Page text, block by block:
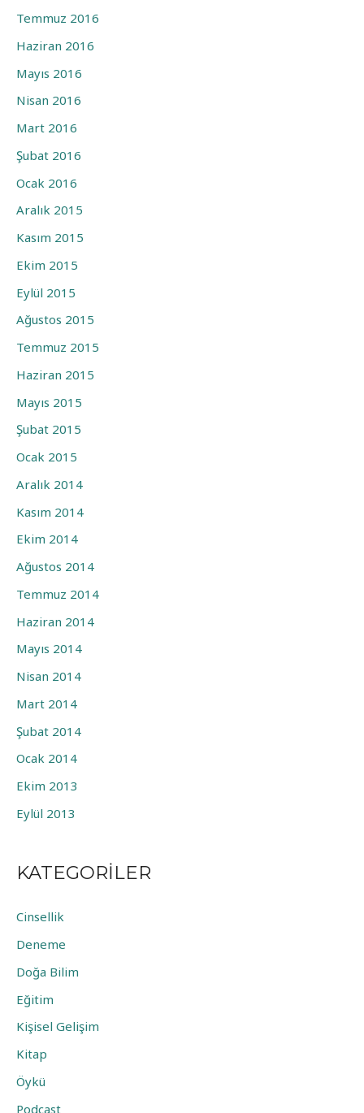
Temmuz 2016
Haziran 2016
Mayıs 2016
Nisan 2016
Mart 2016
Şubat 2016
Ocak 2016
Aralık 2015
Kasım 2015
Ekim 2015
Eylül 2015
Ağustos 2015
Temmuz 2015
Haziran 2015
Mayıs 2015
Şubat 2015
Ocak 2015
Aralık 2014
Kasım 2014
Ekim 2014
Ağustos 2014
Temmuz 2014
Haziran 2014
Mayıs 2014
Nisan 2014
Mart 2014
Şubat 2014
Ocak 2014
Ekim 2013
Eylül 2013
KATEGORILER
Cinsellik
Deneme
Doğa Bilim
Eğitim
Kişisel Gelişim
Kitap
Öykü
Podcast